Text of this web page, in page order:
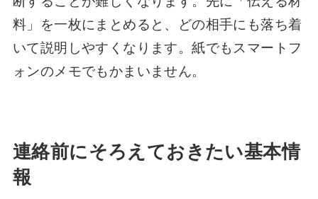
料」を一枚にまとめると、どの相手にも落ち着
いて説明しやすくなります。紙でもスマートフ
ォンのメモでもかまいません。
連絡前にそろえておきたい基本情
報